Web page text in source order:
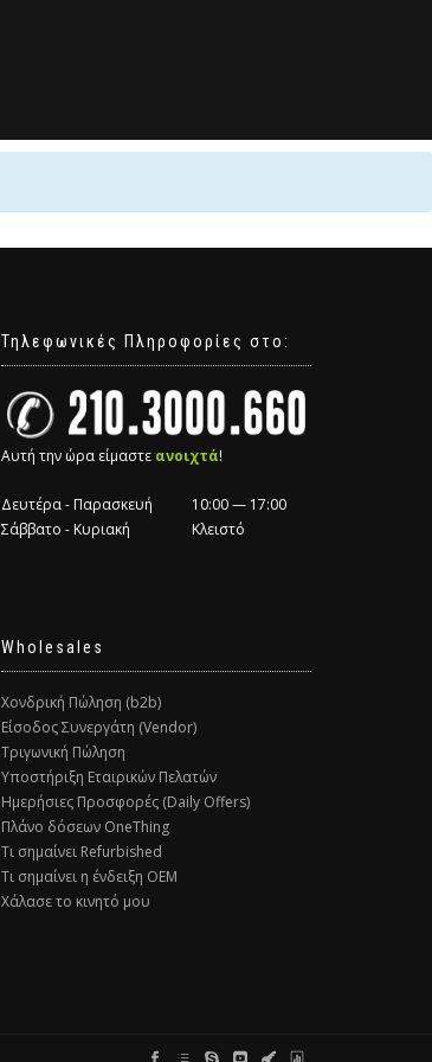
Τηλεφωνικές Πληροφορίες στο:
Αυτή την ώρα είμαστε ανοιχτά!
Δευτέρα - Παρασκευή
10:00 — 17:00
Σάββατο - Κυριακή
Κλειστό
Wholesales
Χονδρική Πώληση (b2b)
Είσοδος Συνεργάτη (Vendor)
Τριγωνική Πώληση
Υποστήριξη Εταιρικών Πελατών
Ημερήσιες Προσφορές (Daily Offers)
Πλάνο δόσεων OneThing
Τι σημαίνει Refurbished
Τι σημαίνει η ένδειξη ΟΕΜ
Χάλασε το κινητό μου